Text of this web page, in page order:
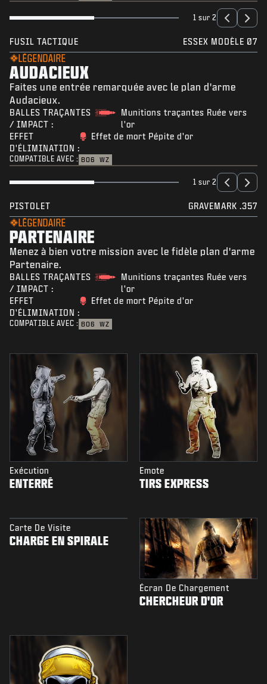
1 sur 2
FUSIL TACTIQUE ESSEX MODÈLE 07
LÉGENDAIRE
AUDACIEUX
Faites une entrée remarquée avec le plan d'arme
Audacieux.
BALLES TRAÇANTES
/ IMPACT :
Munitions traçantes Ruée vers
l'or
EFFET
D'ÉLIMINATION :
Effet de mort Pépite d'or
COMPATIBLE AVEC : BO6 WZ
1 sur 2
PISTOLET GRAVEMARK .357
LÉGENDAIRE
PARTENAIRE
Menez à bien votre mission avec le fidèle plan d'arme
Partenaire.
BALLES TRAÇANTES
/ IMPACT :
Munitions traçantes Ruée vers
l'or
EFFET
D'ÉLIMINATION :
Effet de mort Pépite d'or
COMPATIBLE AVEC : BO6 WZ
Exécution
ENTERRÉ
Emote
TIRS EXPRESS
Carte De Visite
CHARGE EN SPIRALE
Écran De Chargement
CHERCHEUR D'OR